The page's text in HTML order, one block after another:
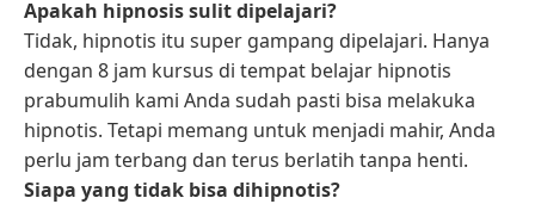
Apakah hipnosis sulit dipelajari?
Tidak, hipnotis itu super gampang dipelajari. Hanya
dengan 8 jam kursus di tempat belajar hipnotis
prabumulih kami Anda sudah pasti bisa melakuka
hipnotis. Tetapi memang untuk menjadi mahir, Anda
perlu jam terbang dan terus berlatih tanpa henti.
Siapa yang tidak bisa dihipnotis?